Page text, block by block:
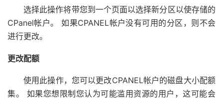
选择此操作将带您到一个页面以选择新分区以使存储的
CPanel帐户。 如果CPANEL帐户没有可用的分区，则不会
进行更改。
更改配额
使用此操作，您可以更改CPANEL帐户的磁盘大小配额
集。 如果您想限制您认为可能滥用资源的用户，这可能会